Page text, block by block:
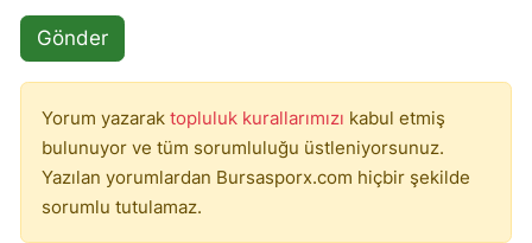
Gönder
Yorum yazarak topluluk kurallarımızı kabul etmiş
bulunuyor ve tüm sorumluluğu üstleniyorsunuz.
Yazılan yorumlardan Bursasporx.com hiçbir şekilde
sorumlu tutulamaz.